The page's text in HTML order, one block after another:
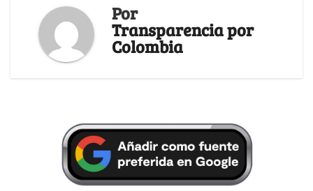
Por
Transparencia por
Colombia